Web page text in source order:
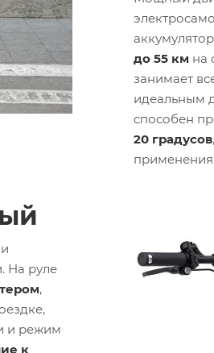
до 55 км на
занимает
идеальным
способен
20 градусов
На руле
,
и режим
к